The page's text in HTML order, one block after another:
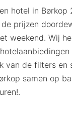
hotel in Børkop
prijzen
weekend. Wij
van de filters en
samen op